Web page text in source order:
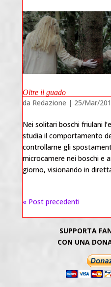
Oltre il guado
da Redazione | 25/Mar/
Nei solitari boschi friulani
studia il comportamento
controllarne gli
microcamere nei boschi e
giorno, visionando in
« Post precedenti
SUPPORTA
CON UNA